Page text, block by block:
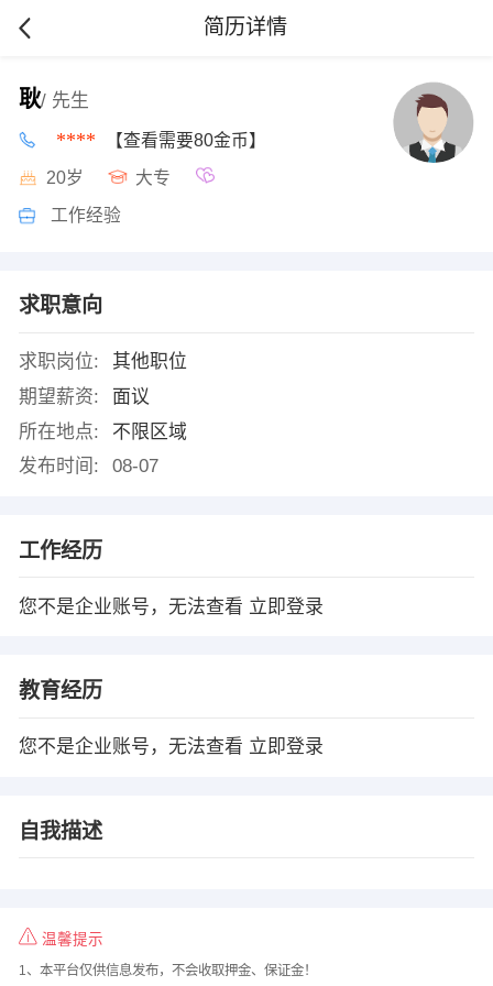
简历详情
耿/ 先生
**** 【查看需要80金币】
20岁 大专
工作经验
求职意向
求职岗位:
其他职位
期望薪资:
面议
所在地点:
不限区域
发布时间:
08-07
工作经历
您不是企业账号，无法查看 立即登录
教育经历
您不是企业账号，无法查看 立即登录
自我描述
温馨提示
1、本平台仅供信息发布，不会收取押金、保证金！